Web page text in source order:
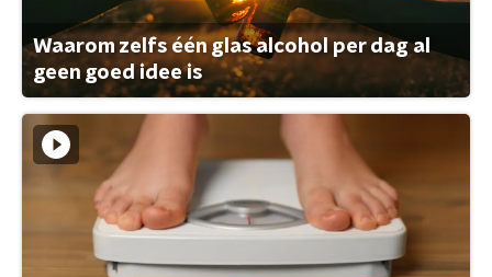
Waarom zelfs één glas alcohol per dag al
geen goed idee is